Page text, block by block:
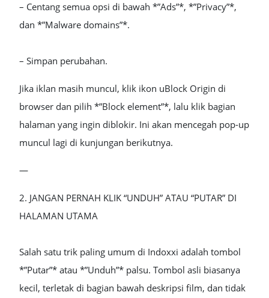
– Centang semua opsi di bawah *”Ads”*, *”Privacy”*,
dan *”Malware domains”*.
– Simpan perubahan.
Jika iklan masih muncul, klik ikon uBlock Origin di
browser dan pilih *”Block element”*, lalu klik bagian
halaman yang ingin diblokir. Ini akan mencegah pop-up
muncul lagi di kunjungan berikutnya.
—
2. JANGAN PERNAH KLIK “UNDUH” ATAU “PUTAR” DI
HALAMAN UTAMA
Salah satu trik paling umum di Indoxxi adalah tombol
*”Putar”* atau *”Unduh”* palsu. Tombol asli biasanya
kecil, terletak di bagian bawah deskripsi film, dan tidak